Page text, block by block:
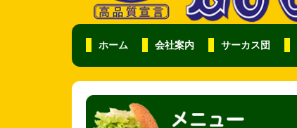
ホーム 会社案内 サーカス団